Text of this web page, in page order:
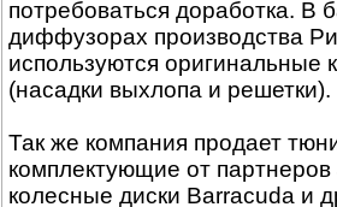
потребоваться доработка. В
диффузорах производства
используются оригинальные
(насадки выхлопа и решетки).
Так же компания продает
комплектующие от
колесные диски Barracuda и